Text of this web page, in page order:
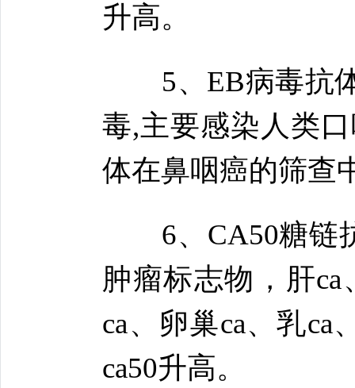
升高。
5、EB病毒抗体
毒,主要感染人类
体在鼻咽癌的筛查
6、CA50糖链抗
肿瘤标志物，肝ca
ca、卵巢ca、乳
ca50升高。